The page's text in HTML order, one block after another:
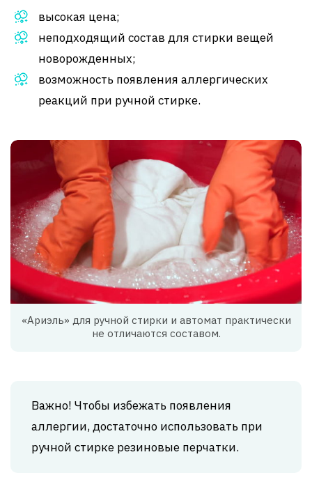
высокая цена;
неподходящий состав для стирки вещей
новорожденных;
возможность появления аллергических
реакций при ручной стирке.
«Ариэль» для ручной стирки и автомат практически
не отличаются составом.
Важно! Чтобы избежать появления
аллергии, достаточно использовать при
ручной стирке резиновые перчатки.